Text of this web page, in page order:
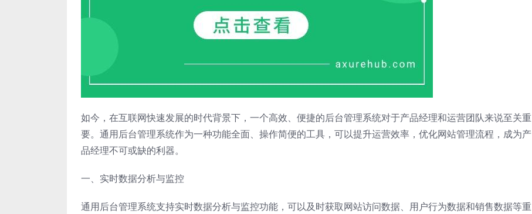
如今，在互联网快速发展的时代背景下，一个高效、便捷的后台管理系统对于产品经理和运营团队来说至关重
要。通用后台管理系统作为一种功能全面、操作简便的工具，可以提升运营效率，优化网站管理流程，成为产
品经理不可或缺的利器。
一、实时数据分析与监控
通用后台管理系统支持实时数据分析与监控功能，可以及时获取网站访问数据、用户行为数据和销售数据等重